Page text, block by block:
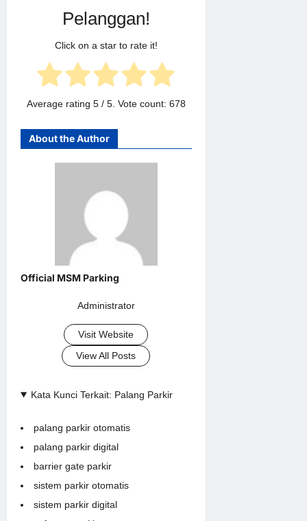
Pelanggan!
Click on a star to rate it!
Average rating 5/ 5. Vote count: 678
About the Author
Administrator
Visit Website
View All Posts
Kata Kunci Terkait: Palang Parkir
palang parkir otomatis
palang parkir digital
barrier gate parkir
sistem parkir otomatis
sistem parkir digital